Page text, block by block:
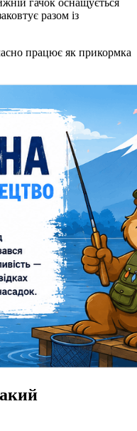
гачок оснащується
разом із
працює як прикормка